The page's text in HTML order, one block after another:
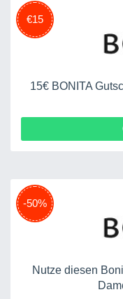
€15
15€ BONITA
-50%
Nutze diesen